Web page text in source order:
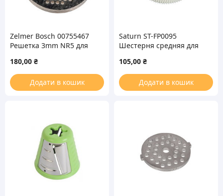
Zelmer Bosch 00755467
Решетка 3mm NR5 для
180,00 ₴
Додати в кошик
Saturn ST-FP0095
Шестерня средняя для
105,00 ₴
Додати в кошик